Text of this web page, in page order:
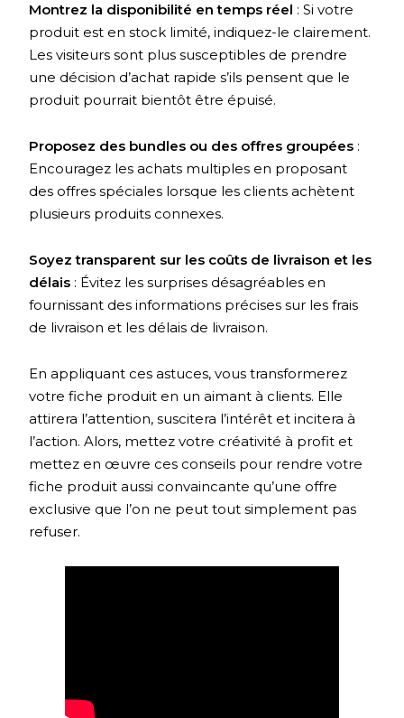
Montrez la disponibilité en temps réel : Si votre
produit est en stock limité, indiquez-le clairement.
Les visiteurs sont plus susceptibles de prendre
une décision d’achat rapide s’ils pensent que le
produit pourrait bientôt être épuisé.
Proposez des bundles ou des offres groupées :
Encouragez les achats multiples en proposant
des offres spéciales lorsque les clients achètent
plusieurs produits connexes.
Soyez transparent sur les coûts de livraison et les
délais : Évitez les surprises désagréables en
fournissant des informations précises sur les frais
de livraison et les délais de livraison.
En appliquant ces astuces, vous transformerez
votre fiche produit en un aimant à clients. Elle
attirera l’attention, suscitera l’intérêt et incitera à
l’action. Alors, mettez votre créativité à profit et
mettez en œuvre ces conseils pour rendre votre
fiche produit aussi convaincante qu’une offre
exclusive que l’on ne peut tout simplement pas
refuser.